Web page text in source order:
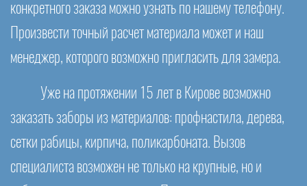
конкретного заказа можно узнать по нашему телефону.
Произвести точный расчет материала может и наш
менеджер, которого возможно пригласить для замера.
Уже на протяжении 15 лет в Кирове возможно
заказать заборы из материалов: профнастила, дерева,
сетки рабицы, кирпича, поликарбоната. Вызов
специалиста возможен не только на крупные, но и